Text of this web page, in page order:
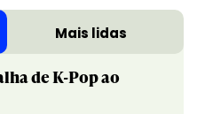
Mais lidas
de K-Pop ao